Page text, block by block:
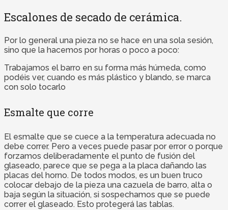
Escalones de secado de cerámica.
Por lo general una pieza no se hace en una sola sesión,
sino que la hacemos por horas o poco a poco:
Trabajamos el barro en su forma más húmeda, como
podéis ver, cuando es más plástico y blando, se marca
con solo tocarlo
Esmalte que corre
El esmalte que se cuece a la temperatura adecuada no
debe correr. Pero a veces puede pasar por error o porque
forzamos deliberadamente el punto de fusión del
glaseado, parece que se pega a la placa dañando las
placas del horno. De todos modos, es un buen truco
colocar debajo de la pieza una cazuela de barro, alta o
baja según la situación, si sospechamos que se puede
correr el glaseado. Esto protegerá las tablas.